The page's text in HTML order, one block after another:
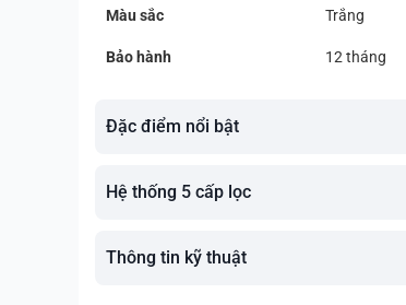
Màu sắc Trắng
Bảo hành 12 tháng
Đặc điểm nổi bật
Hệ thống 5 cấp lọc
Thông tin kỹ thuật